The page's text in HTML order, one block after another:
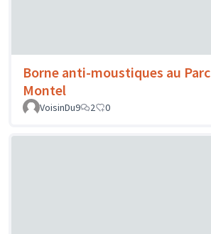
Borne anti-moustiques au Parc
Montel
VoisinDu9
2 0